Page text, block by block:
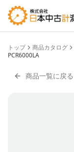
トップ 商品カタログ
PCR6000LA
商品一覧に戻る